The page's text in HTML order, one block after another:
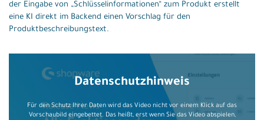
der Eingabe von „Schlüsselinformationen“ zum Produkt erstellt
eine KI direkt im Backend einen Vorschlag für den
Produktbeschreibungstext.
Datenschutzhinweis
Für den Schutz Ihrer Daten wird das Video nicht vor einem Klick auf das
Vorschaubild eingebettet. Das heißt, erst wenn Sie das Video abspielen,